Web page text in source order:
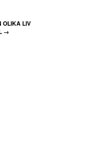
OLIKA LIV
→